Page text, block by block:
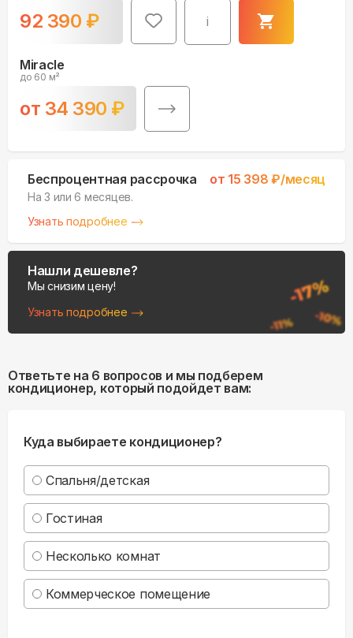
92 390 ₽ i
Miracle
до 60 м²
от 34 390 ₽
Беспроцентная рассрочка от 15 398 ₽/месяц
На 3 или 6 месяцев.
Узнать подробнее
Нашли дешевле?
Мы снизим цену!
Узнать подробнее
Ответьте на 6 вопросов и мы подберем
кондиционер, который подойдет вам:
Куда выбираете кондиционер?
Спальня/детская
Гостиная
Несколько комнат
Коммерческое помещение